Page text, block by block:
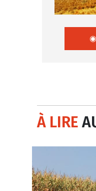
◉
À LIRE